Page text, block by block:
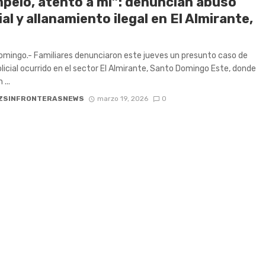
y allanamiento ilegal en El Almirante,
Familiares denunciaron este jueves un presunto caso de
ocurrido en el sector El Almirante, Santo Domingo Este, donde
...
marzo 19, 2026 0